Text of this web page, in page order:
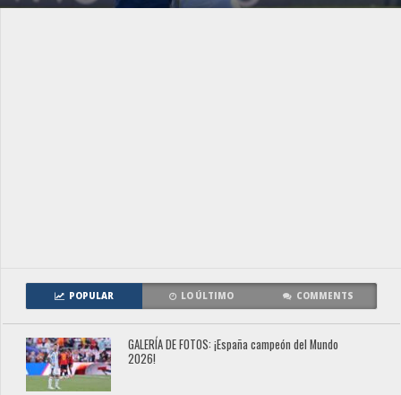
POPULAR LO ÚLTIMO COMMENTS
GALERÍA DE FOTOS: ¡España campeón del Mundo
2026!